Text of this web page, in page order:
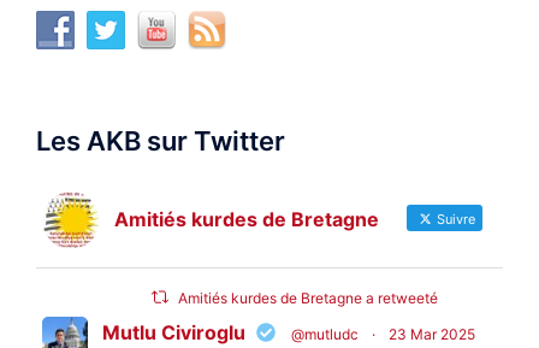
Les AKB sur Twitter
Amitiés kurdes de Bretagne Suivre
Amitiés kurdes de Bretagne a retweeté
Mutlu Civiroglu @mutludc · 23 Mar 2025